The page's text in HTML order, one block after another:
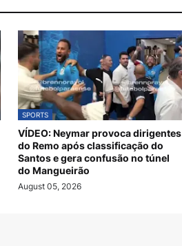
SPORTS
VÍDEO: Neymar provoca dirigentes
do Remo após classificação do
Santos e gera confusão no túnel
do Mangueirão
August 05, 2026